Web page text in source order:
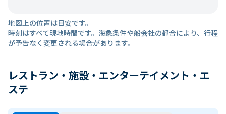
地図上の位置は目安です。
時刻はすべて現地時間です。海象条件や船会社の都合により、行程
が予告なく変更される場合があります。
レストラン・施設・エンターテイメント・エ
ステ